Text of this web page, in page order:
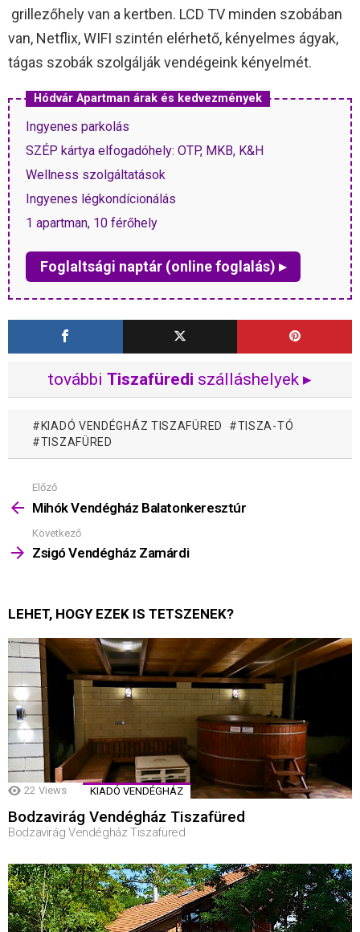
grillezőhely van a kertben. LCD TV minden szobában
van, Netflix, WIFI szintén elérhető, kényelmes ágyak,
tágas szobák szolgálják vendégeink kényelmét.
Hódvár Apartman árak és kedvezmények
Ingyenes parkolás
SZÉP kártya elfogadóhely: OTP, MKB, K&H
Wellness szolgáltatások
Ingyenes légkondícionálás
1 apartman, 10 férőhely
Foglaltsági naptár (online foglalás) ▸
további Tiszafüredi szálláshelyek ▸
KIADÓ VENDÉGHÁZ TISZAFÜRED
TISZA-TÓ
TISZAFÜRED
Mutass
többet
Előző
Mihók Vendégház Balatonkeresztúr
Következő
Zsigó Vendégház Zamárdi
LEHET, HOGY EZEK IS TETSZENEK?
22 Views KIADÓ VENDÉGHÁZ
Bodzavirág Vendégház Tiszafüred
Bodzavirág Vendégház Tiszafüred